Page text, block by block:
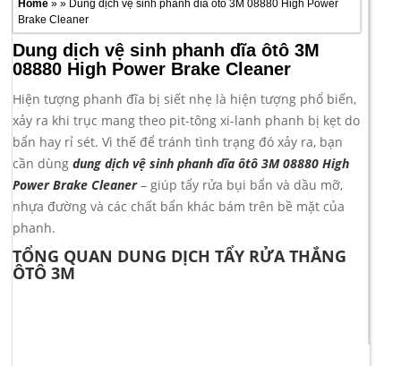
Home» » Dung dịch vệ sinh phanh dĩa ôtô 3M 08880 High Power
Brake Cleaner
Dung dịch vệ sinh phanh dĩa ôtô 3M
08880 High Power Brake Cleaner
Hiện tượng phanh đĩa bị siết nhẹ là hiện tượng phổ biến,
xảy ra khi trục mang theo pit-tông xi-lanh phanh bị kẹt do
bẩn hay rỉ sét. Vì thế để tránh tình trạng đó xảy ra, bạn
cần dùngdung dịch vệ sinh phanh dĩa ôtô 3M 08880 High
Power Brake Cleaner– giúp tẩy rửa bụi bẩn và dầu mỡ,
nhựa đường và các chất bẩn khác bám trên bề mặt của
phanh.
TỔNG QUAN DUNG DỊCH TẨY RỬA THẮNG
ÔTÔ 3M